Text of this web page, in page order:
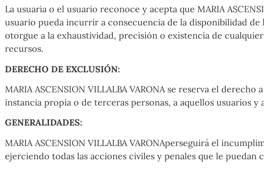
La usuaria o el usuario reconoce y acepta que MARIA
usuario pueda incurrir a consecuencia de la disponibilidad
otorgue a la exhaustividad, precisión o existencia de
recursos.
DERECHO DE EXCLUSIÓN:
MARIA ASCENSION VILLALBA VARONA se reserva el
instancia propia o de terceras personas, a aquellos usuarios
GENERALIDADES:
MARIA ASCENSION VILLALBA VARONAperseguirá el
ejerciendo todas las acciones civiles y penales que le puedan